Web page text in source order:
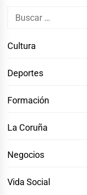
Buscar:
Cultura
Deportes
Formación
La Coruña
Negocios
Vida Social